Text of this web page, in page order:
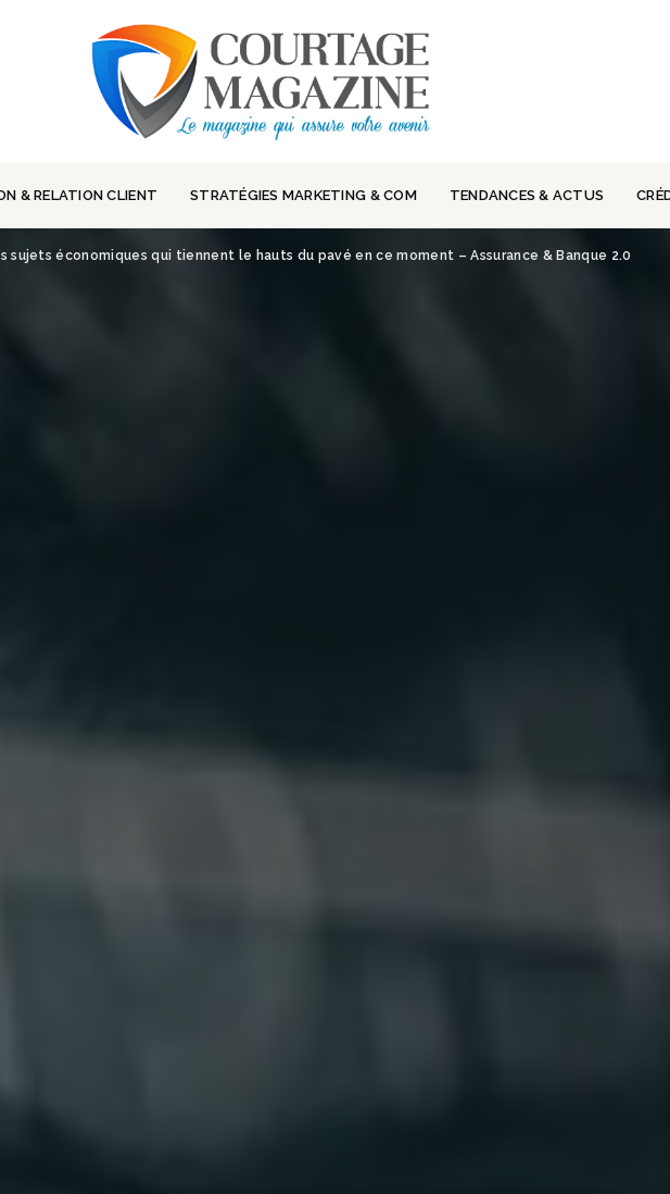
& RELATION CLIENT STRATÉGIES MARKETING & COM TENDANCES & ACTUS
sujets économiques qui tiennent le hauts du pavé en ce moment – Assurance & Banque 2.0